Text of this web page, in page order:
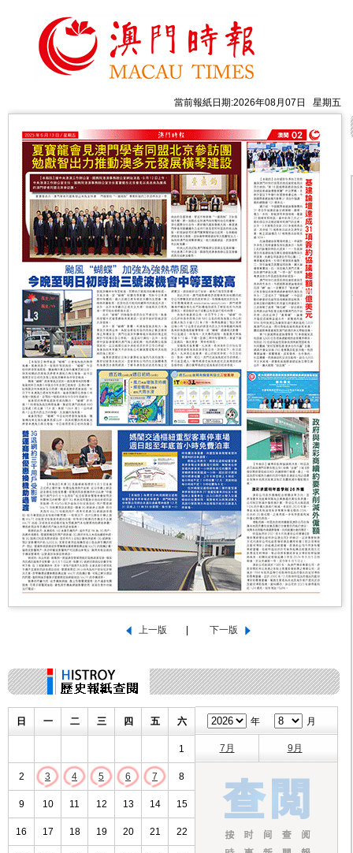
當前報紙日期:2026年08月07日 星期五
日 一 二 三 四 五 六
1
2 3 4 5 6 7 8
9 10 11 12 13 14 15
16 17 18 19 20 21 22
年 月
7月 9月